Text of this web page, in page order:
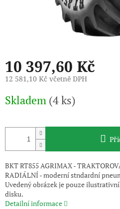
10 397,60 Kč
12 581,10 Kč včetně DPH
cena:
Skladem (4 ks)
BKT RT855 AGRIMAX -
RADIÁLNÍ - moderní stndardní
Uvedený obrázek je pouze
disku.
Detailní informace